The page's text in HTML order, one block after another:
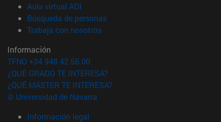
Aula virtual ADI
Búsqueda de personas(abre en nueva ventana)
Trabaja con nosotros(abre en nueva ventana)
Información
TFNO +34 948 42 56 00
¿QUÉ GRADO TE INTERESA?
¿QUÉ MÁSTER TE INTERESA?
© Universidad de Navarra
Información legal